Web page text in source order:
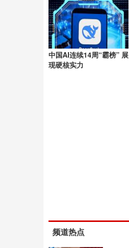
中国AI连续14周“霸榜” 展
现硬核实力
频道热点